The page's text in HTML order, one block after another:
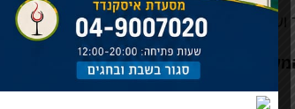
ועוד חצי שעה באתר.